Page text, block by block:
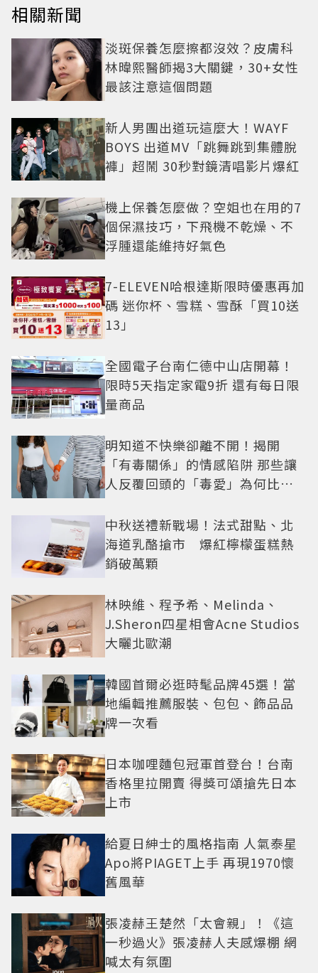
相關新聞
淡斑保養怎麼擦都沒效？皮膚科
林暐熙醫師揭3大關鍵，30+女性
最該注意這個問題
新人男團出道玩這麼大！WAYF
BOYS 出道MV「跳舞跳到集體脫
褲」超鬧 30秒對鏡清唱影片爆紅
機上保養怎麼做？空姐也在用的7
個保濕技巧，下飛機不乾燥、不
浮腫還能維持好氣色
7-ELEVEN哈根達斯限時優惠再加
碼 迷你杯、雪糕、雪酥「買10送
13」
全國電子台南仁德中山店開幕！
限時5天指定家電9折 還有每日限
量商品
明知道不快樂卻離不開！揭開
「有毒關係」的情感陷阱 那些讓
人反覆回頭的「毒愛」為何比菸
中秋送禮新戰場！法式甜點、北
海道乳酪搶市 爆紅檸檬蛋糕熱
銷破萬顆
林映維、程予希、Melinda、
J.Sheron四星相會Acne Studios
大曬北歐潮
韓國首爾必逛時髦品牌45選！當
地編輯推薦服裝、包包、飾品品
牌一次看
日本咖哩麵包冠軍首登台！台南
香格里拉開賣 得獎可頌搶先日本
上市
給夏日紳士的風格指南 人氣泰星
Apo將PIAGET上手 再現1970懷
舊風華
張凌赫王楚然「太會親」！《這
一秒過火》張凌赫人夫感爆棚 網
喊太有氛圍